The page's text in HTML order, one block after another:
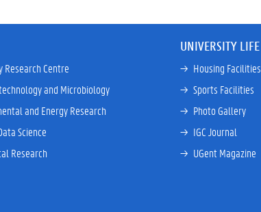
Centre
and Microbiology
and Energy Research
Science
Research
UNIVERSITY LIFE
→ Housing Facilities
→ Sports Facilities
→ Photo Gallery
→ IGC Journal
→ UGent Magazine